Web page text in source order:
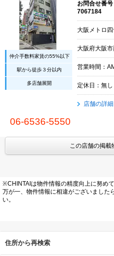
仲介手数料家賃の55%以下
駅から徒歩３分以内
多店舗展開
お問合せ番号
7067184
大阪メトロ
大阪府大阪
営業時間：
定休日：無し
店舗の詳
06-6536-5550
この店舗の掲載
※CHINTAIは物件情報の精度向上に努めて
万が一、物件情報に相違がございましたら
い。
住所から再検索